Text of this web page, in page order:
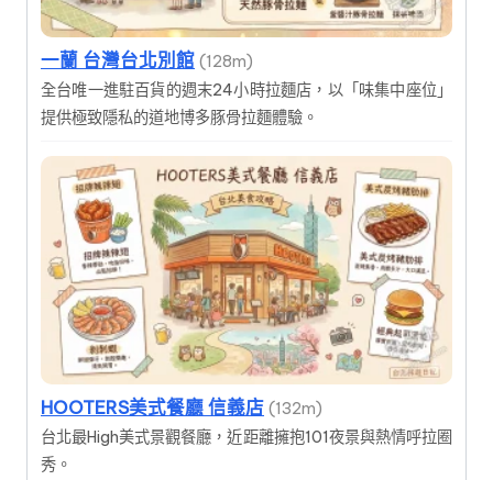
一蘭 台灣台北別館 (128m)
全台唯一進駐百貨的週末24小時拉麵店，以「味集中座位」
提供極致隱私的道地博多豚骨拉麵體驗。
HOOTERS美式餐廳 信義店 (132m)
台北最High美式景觀餐廳，近距離擁抱101夜景與熱情呼拉圈
秀。